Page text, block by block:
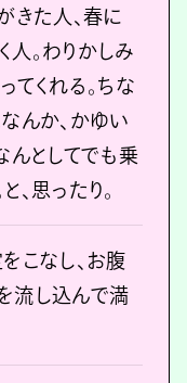
きた人、春に
。わりかしみ
てくれる。ちな
んか、かゆい
んとしてでも乗
、思ったり。
こなし、お腹
流し込んで満